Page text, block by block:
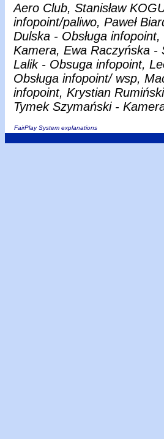
Aero Club, Stanisław
infopoint/paliwo, Paweł
Dulska - Obsługa
Kamera, Ewa Raczyńska -
Lalik - Obsuga infopoint,
Obsługa infopoint/ wsp,
infopoint, Krystian
Tymek Szymański -
FairPlay System explanations